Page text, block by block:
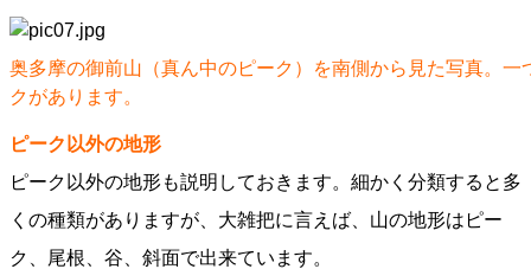
奥多摩の御前山（真ん中のピーク）を南側から見た写真。一
クがあります。
ピーク以外の地形
ピーク以外の地形も説明しておきます。細かく分類すると多
くの種類がありますが、大雑把に言えば、山の地形はピー
ク、尾根、谷、斜面で出来ています。